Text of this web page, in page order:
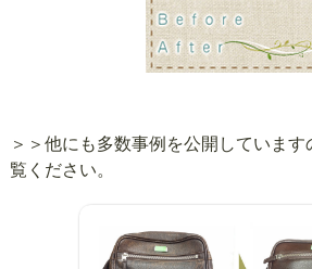
＞＞他にも多数事例を公開していま
覧ください。